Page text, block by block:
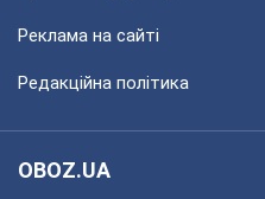
Реклама на сайті
Редакційна політика
OBOZ.UA